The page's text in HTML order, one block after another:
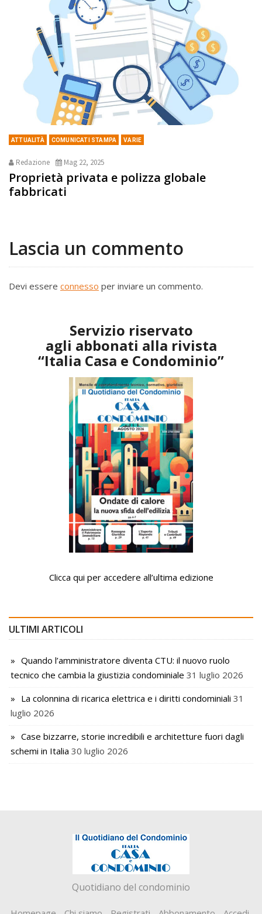
ATTUALITÀ COMUNICATI STAMPA VARIE
Redazione Mag 22, 2025
Proprietà privata e polizza globale
fabbricati
Lascia un commento
Devi essere connesso per inviare un commento.
Servizio riservato
agli abbonati alla rivista
“Italia Casa e Condominio”
Clicca qui per accedere all’ultima edizione
ULTIMI ARTICOLI
Quando l’amministratore diventa CTU: il nuovo ruolo
tecnico che cambia la giustizia condominiale 31 luglio 2026
La colonnina di ricarica elettrica e i diritti condominiali 31
luglio 2026
Case bizzarre, storie incredibili e architetture fuori dagli
schemi in Italia 30 luglio 2026
Quotidiano del condominio